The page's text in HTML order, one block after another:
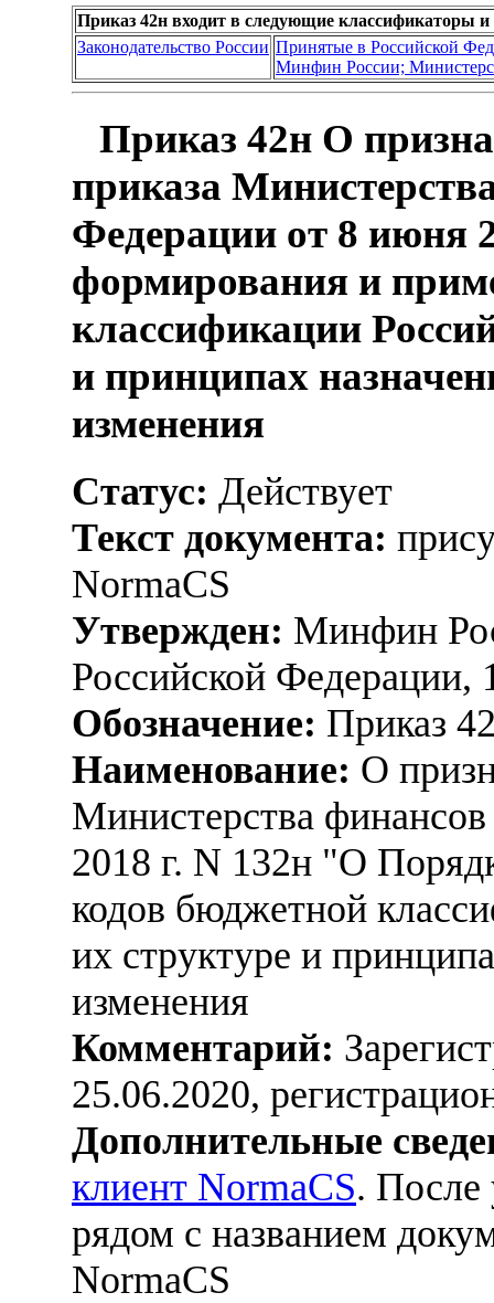
Приказ 42н входит в следующие классификаторы и
Законодательство России Принятые в Российской
Минфин России;
Приказ 42н О
приказа
Федерации от 8 июня
формирования и
классификации
и принципах
изменения
Статус: Действует
Текст документа:
NormaCS
Утвержден: Минфин
Российской Федерации,
Обозначение: Приказ
Наименование: О
Министерства
2018 г. N 132н "О
кодов бюджетной
их структуре и
изменения
Комментарий:
25.06.2020,
Дополнительные
клиент NormaCS. После
рядом с названием
NormaCS